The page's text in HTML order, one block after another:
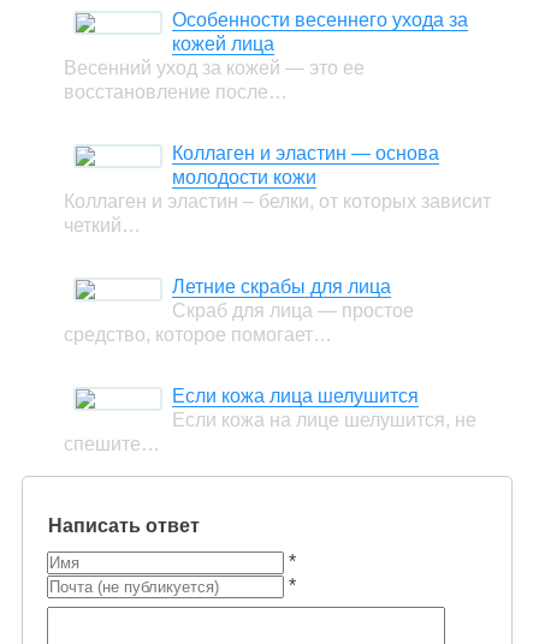
Особенности весеннего ухода за
кожей лица
Весенний уход за кожей — это ее
восстановление после…
Коллаген и эластин — основа
молодости кожи
Коллаген и эластин – белки, от которых зависит
четкий…
Летние скрабы для лица
Скраб для лица — простое
средство, которое помогает…
Если кожа лица шелушится
Если кожа на лице шелушится, не
спешите…
Написать ответ
*
*